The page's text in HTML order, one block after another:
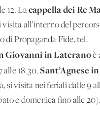
12. Lacappella dei Re
visita all’interno del
di Propaganda Fide, tel.
Giovanni in Lateranoè
alle 18.30.Sant’Agnese
si visita nei feriali dalle 9
e domenica fino alle 20).